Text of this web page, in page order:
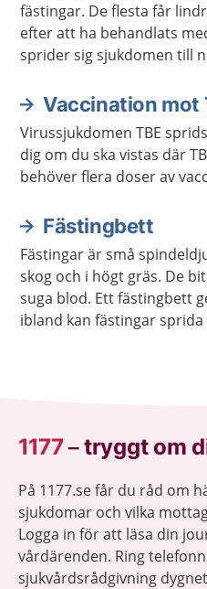
fästingar. De flesta får
efter att ha behandlats
sprider sig sjukdomen till
Vaccination mot
Virussjukdomen TBE
dig om du ska vistas där TBE-viruset finns. Du
behöver flera doser av
Fästingbett
Fästingar är små
skog och i högt gräs. De
suga blod. Ett fästingbett
ibland kan fästingar
1177–tryggt om
På 1177.se får du råd om
sjukdomar och vilka
Logga in för att läsa din
vårdärenden. Ring
sjukvårdsrådgivning